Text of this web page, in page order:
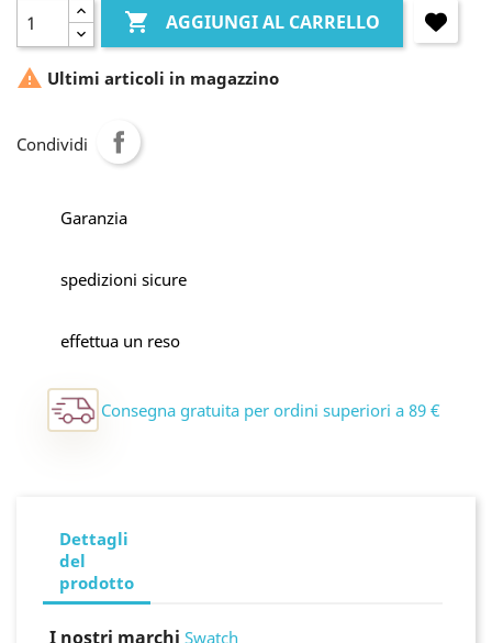
 AGGIUNGI AL CARRELLO
 Ultimi articoli in magazzino
Condividi
Garanzia
spedizioni sicure
effettua un reso
Consegna gratuita per ordini superiori a 89 €
Dettagli
del
prodotto
I nostri marchi Swatch